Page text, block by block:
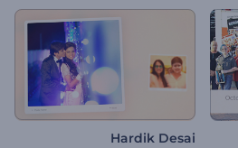
Hardik Desai